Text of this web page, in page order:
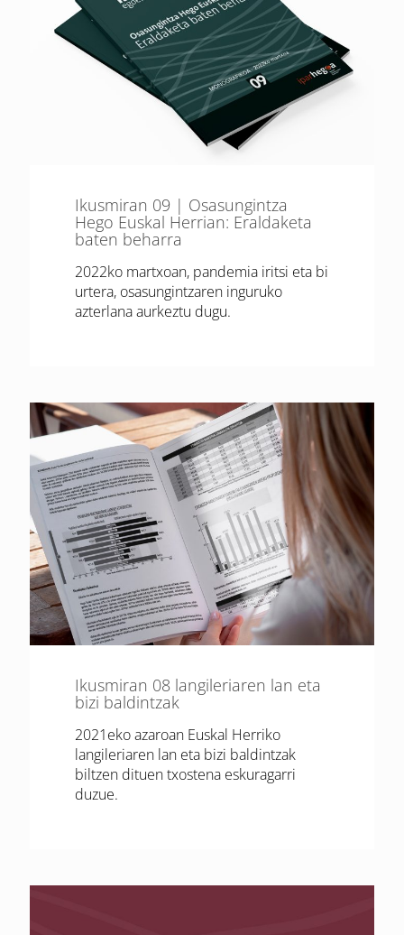
Ikusmiran 09 | Osasungintza
Hego Euskal Herrian: Eraldaketa
baten beharra
2022ko martxoan, pandemia iritsi eta bi
urtera, osasungintzaren inguruko
azterlana aurkeztu dugu.
Ikusmiran 08 langileriaren lan eta
bizi baldintzak
2021eko azaroan Euskal Herriko
langileriaren lan eta bizi baldintzak
biltzen dituen txostena eskuragarri
duzue.